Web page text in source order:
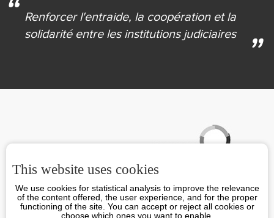
Renforcer l'entraide, la coopération et la
solidaritéentre les institutions judiciaires
This website uses cookies
We use cookies for statistical analysis to improve the relevance
of the content offered, the user experience, and for the proper
functioning of the site. You can accept or reject all cookies or
choose which ones you want to enable.